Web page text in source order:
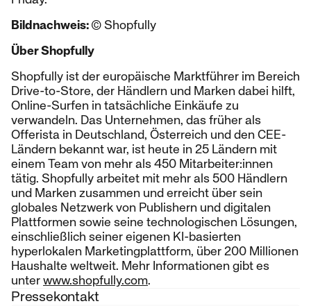
Bildnachweis:© Shopfully
Über Shopfully
Shopfully ist der europäische Marktführer im Bereich
Drive-to-Store, der Händlern und Marken dabei hilft,
Online-Surfen in tatsächliche Einkäufe zu
verwandeln. Das Unternehmen, das früher als
Offerista in Deutschland, Österreich und den CEE-
Ländern bekannt war, ist heute in 25 Ländern mit
einem Team von mehr als 450 Mitarbeiter:innen
tätig. Shopfully arbeitet mit mehr als 500 Händlern
und Marken zusammen und erreicht über sein
globales Netzwerk von Publishern und digitalen
Plattformen sowie seine technologischen Lösungen,
einschließlich seiner eigenen KI-basierten
hyperlokalen Marketingplattform, über 200 Millionen
Haushalte weltweit. Mehr Informationen gibt es
unterwww.shopfully.com.
Pressekontakt